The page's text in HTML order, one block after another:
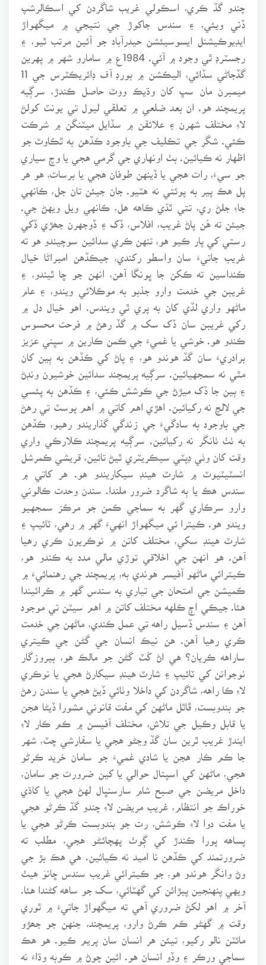
چندو گڏ ڪري، اسڪولي غريب شاگردن کي اسڪالرشپ
ڏني ويئي، ۽ سندس جاکوڙ جي نتيجي ۾ ميگهواڙ
ايڊيوڪيشنل ايسوسيئشن حيدرآباد جو آئين مرتب ٿيو، ۽
رجسٽرڊ ٿي وجود ۾ آئي. 1984ع ۾ سامارو شهر ۾ پهرين
گڏجاڻي سڏائي، اليڪشن ۾ بورڊ آف ڊائريڪٽرس جي 11
ميمبرن مان سڀ کان وڌيڪ ووٽ حاصل ڪندڙ، سرڳيه
پريمچند هو. ان بعد ضلعي ۾ تعلقي ليول تي يونٽ کولڻ
لاءِ مختلف شهرن ۽ علائقن ۾ سڏايل ميٽنگن ۾ شرڪت
ڪئي. شگر جي تڪليف جي باوجود ڪڏهن به ٿڪاوٽ جو
اظهار نه ڪيائين. بٺ اونهاري جي گرمي هجي يا وچ سياري
جو سيءَ، رات هجي يا ڏينهن طوفان هجي يا برسات، هو هر
پل هڪ پير به پوئتي نه هٽيو. جان جيئن تان جل، ڪانهي
جاءِ جلڻ ري، تتي ٿڌي ڪاهه هل، ڪانهي ويل ويهڻ جي.
جيئن ته هُن پاڻ غريب، افلاس، ڏک ۽ ڏوجهرن جھڙي ڏکي
رستي کي پار ڪيو هو، تنهن ڪري سدائين سوچيندو هو ته
غريب جاتيءَ سان واسطو رکندي، جيڪڏهن اميراڻا خيال
ڪنداسين ته ڪکن جا ڀونگا آهن، انهن جو ڇا ٿيندو، ۽
غريبن جي خدمت وارو جذبو به موڪلائي ويندو، ۽ عام
ماڻهو واري لڏي کان به پري ٿي ويندس. اهو خيال دل ۾
رکي غريبن سان ڏک سک ۾ گڏ رهڻ ۾ فرحت محسوس
ڪندو هو. خوشي يا غميءَ جي ڪمن ڪارين ۾ سڀني عزيز
برادريءَ سان گڏ هوندو هو، ۽ پاڻ کي ڪڏهن به ٻين کان
مٿي نه سمجهيائين. سرڳيه پريمچند سدائين خوشيون ونڊڻ
۽ ٻين جا ڏک ميڙڻ جي ڪوشش ڪئي، ۽ ڪڏهن به پئسي
جي لالچ نه رکيائين. اهڙي اهم کاتي ۾ اهم پوسٽ تي رهڻ
جي باوجود به سادگيءَ جي زندگي گذاريندو رهيو، ڪڏهن
به ٺٺ ٺانگر نه رکيائين. سرڳيه پريمچند ڪلارڪي واري
وقت کان وٺي ڊپٽي سيڪريٽري ٿيڻ تائين، قريشي ڪمرشل
انسٽيٽيوٽ ۾ شارٽ هينڊ سيکاريندو هو. هر کاتي ۾
سندس هڪ يا ٻه شاگرد ضرور ملندا. سندن وحدت ڪالوني
وارو سرڪاري گهر به سماجي ڪمن جو مرڪز سمجهيو
ويندو هو. ڪيترا ئي ميگهواڙ انهيءَ گهر ۾ رهي، ٽائيپ ۽
شارٽ هينڊ سکي، مختلف کاتن ۾ نوڪريون ڪري رهيا
آهن. هو انهن جي اخلاقي توڙي مالي مدد به ڪندو هو،
ڪيترائي ماڻهو آفيسر هوندي به، پريمچند جي رهنمائيءَ ۾
ڪميشن جي امتحان جي تياري به سندس گهر ۾ ڪرائيندا
هئا. جيڪي اڄ ڪلهه مختلف کاتن ۾ اهم سيٽن تي موجود
آهن ۽ سندس ڏسيل راهه تي عمل ڪندي، ماڻهن جي خدمت
ڪري رهيا آهن. هن نيڪ انسان جي گڻن جي ڪيتري
ساراهه ڪريان؟ هي اڻ کُٽ گڻن جو مالڪ هو، بيروزگار
نوجوانن کي ٽائيپ ۽ شارٽ هينڊ سيکارڻ هجي يا نوڪري
لاءِ ڪا راهه، شاگردن کي داخلا وٺائي ڏيڻ هجي يا سندن رهڻ
جو بندوبست، ڦاٿل ماڻهن کي مفت قانوني مشورا ڏيڻا هجن
يا قابل وڪيل جي تلاش، مختلف آفيسن ۾ ڪم ڪار لاءِ
ايندڙ غريب ٿرين سان گڏ وڃڻو هجي يا سفارشي چٽ، شهر
جا ڪم ڪار هجن يا شادي غميءَ جو سامان خريد ڪرڻو
هجي، ماڻهن کي اسپتال حوالي يا کين ضرورت جو سامان،
داخل مريضن جي صبح شام سارسنڀال لهڻ هجي يا کاڌي
خوراڪ جو انتظام، غريب مريضن لاءِ چندو گڏ ڪرڻو هجي
يا مفت دوا لاءِ ڪوشش، رت جو بندوبست ڪرڻو هجي يا
پساهه پورا ڪندڙ کي ڳوٺ پهچائـڻو هجي، مطلب ته
ضرورتمند کي ڪڏهن نا اميد نه ڪيائين. هي هڪ بڙ جي
وڻ وانگر هوندو هو، جو ڪيترائي غريب سندس ڇانوَ هيٺ
ويهي پنهنجين پيڙائن کي گهٽائي، سک جو ساهه کڻندا هئا.
آخر ۾ اهو لکڻ ضروري آهي ته ميگهواڙ جاتيءَ ۾ ٿوري
وقت ۾ گهڻو ڪم ڪرڻ وارو، پريمچند، جنهن جو جھڙو
مائٽن نالو رکيو، تيئن هر انسان سان پريم ڪيو. هو هڪ
سماجي ورڪر ۽ وڏو انسان هو. ائين چوڻ ۾ ڪوبه وڌاءَ نه